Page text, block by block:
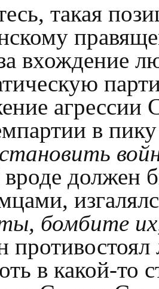
такая
вхождение
в
должен
бомбите
в какой-то